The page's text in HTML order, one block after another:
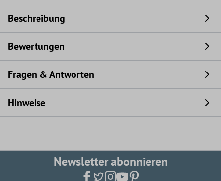
Beschreibung
Bewertungen
Fragen & Antworten
Hinweise
Newsletter abonnieren